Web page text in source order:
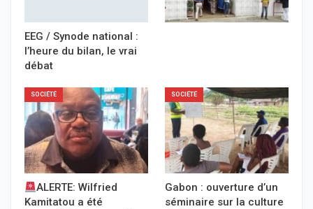
EEG / Synode national :
l’heure du bilan, le vrai
débat
SOCIÉTÉ
ALERTE: Wilfried
Kamitatou a été
SOCIÉTÉ
Gabon : ouverture d’un
séminaire sur la culture